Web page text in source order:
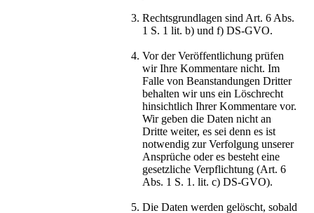
Rechtsgrundlagen sind Art. 6 Abs.
1 S. 1 lit. b) und f) DS-GVO.
Vor der Veröffentlichung prüfen
wir Ihre Kommentare nicht. Im
Falle von Beanstandungen Dritter
behalten wir uns ein Löschrecht
hinsichtlich Ihrer Kommentare vor.
Wir geben die Daten nicht an
Dritte weiter, es sei denn es ist
notwendig zur Verfolgung unserer
Ansprüche oder es besteht eine
gesetzliche Verpflichtung (Art. 6
Abs. 1 S. 1. lit. c) DS-GVO).
Die Daten werden gelöscht, sobald